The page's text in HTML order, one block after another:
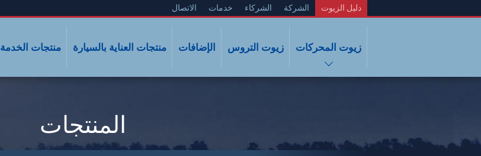
دليل الزيوت الشركة الشركاء خدمات الاتصال
زيوت المحركات زيوت التروس الإضافات منتجات العناية بالسيارة منتجات الخدمة
المنتجات